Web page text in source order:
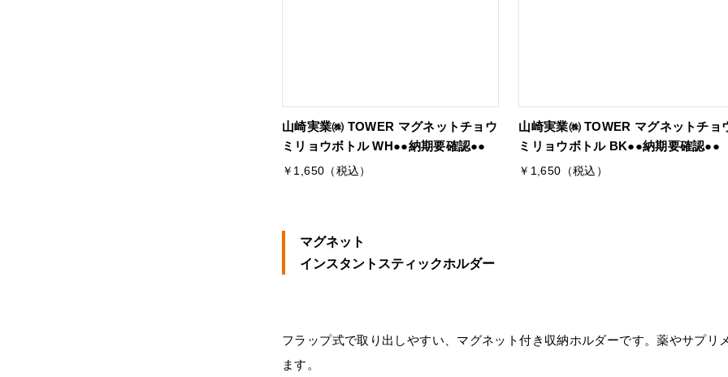
山崎実業㈱ TOWER マグネットチョウ
ミリョウボトル WH●●納期要確認●●
￥1,650（税込）
山崎実業㈱ TOWER マグネットチョ
ミリョウボトル BK●●納期要確認●●
￥1,650（税込）
マグネット
インスタントスティックホルダー
フラップ式で取り出しやすい、マグネット付き収納ホルダーです。薬やサプリ
ます。